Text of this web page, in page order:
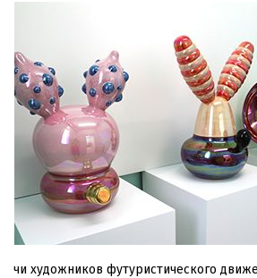
чи художников футуристического